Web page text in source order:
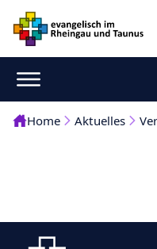
Home Aktuelles